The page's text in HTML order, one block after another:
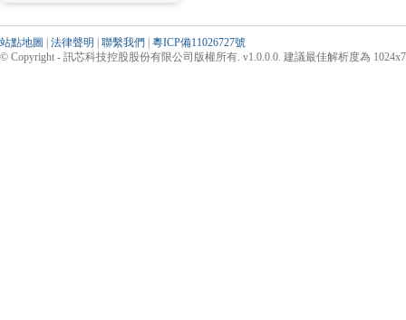
站點地圖 法律聲明 聯繫我們
粵ICP備11026727號
© Copyright - 訊芯科技控股股份有限公司版權所有. v1.0.0.0. 建議最佳解析度為